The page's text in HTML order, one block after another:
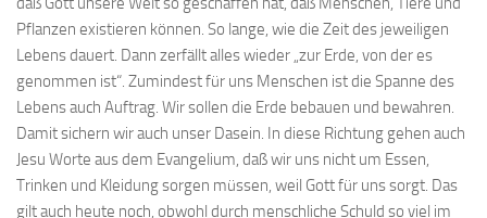
Pflanzen existieren können. So lange, wie die Zeit des jeweiligen
Lebens dauert. Dann zerfällt alles wieder „zur Erde, von der es
genommen ist“. Zumindest für uns Menschen ist die Spanne des
Lebens auch Auftrag. Wir sollen die Erde bebauen und bewahren.
Damit sichern wir auch unser Dasein. In diese Richtung gehen auch
Jesu Worte aus dem Evangelium, daß wir uns nicht um Essen,
Trinken und Kleidung sorgen müssen, weil Gott für uns sorgt. Das
gilt auch heute noch, obwohl durch menschliche Schuld so viel im